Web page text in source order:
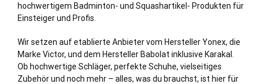
hochwertigem Badminton- und Squashartikel- Produkten für
Einsteiger und Profis.
Wir setzen auf etablierte Anbieter vom Hersteller Yonex, die
Marke Victor, und dem Hersteller Babolat inklusive Karakal.
Ob hochwertige Schläger, perfekte Schuhe, vielseitiges
Zubehör und noch mehr – alles, was du brauchst, ist hier für